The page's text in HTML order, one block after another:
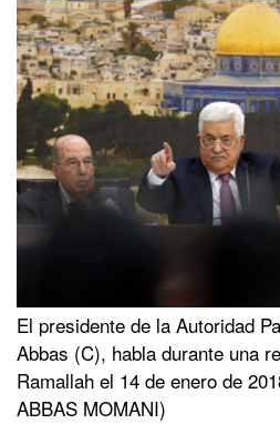
El presidente de la Autoridad
Abbas (C), habla durante una
Ramallah el 14 de enero de
ABBAS MOMANI)